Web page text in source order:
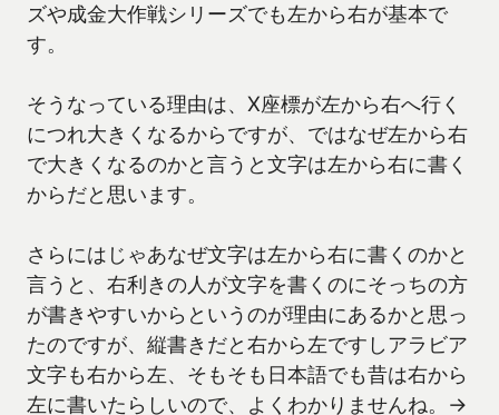
ズや成金大作戦シリーズでも左から右が基本で
す。
そうなっている理由は、X座標が左から右へ行く
につれ大きくなるからですが、ではなぜ左から右
で大きくなるのかと言うと文字は左から右に書く
からだと思います。
さらにはじゃあなぜ文字は左から右に書くのかと
言うと、右利きの人が文字を書くのにそっちの方
が書きやすいからというのが理由にあるかと思っ
たのですが、縦書きだと右から左ですしアラビア
文字も右から左、そもそも日本語でも昔は右から
左に書いたらしいので、よくわかりませんね。→